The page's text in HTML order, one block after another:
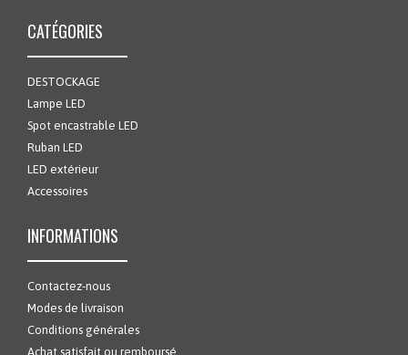
CATÉGORIES
DESTOCKAGE
Lampe LED
Spot encastrable LED
Ruban LED
LED extérieur
Accessoires
INFORMATIONS
Contactez-nous
Modes de livraison
Conditions générales
Achat satisfait ou remboursé